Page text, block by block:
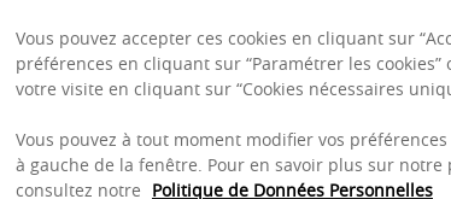
Complexité
Epicé
Vous pouvez accepter ces cookies en cliquant sur
préférences en cliquant sur “Paramétrer les
votre visite en cliquant sur “Cookies nécessaires
Vous pouvez à tout moment modifier vos
à gauche de la fenêtre. Pour en savoir plus sur notre
consultez notre Politique de Données Personnelles